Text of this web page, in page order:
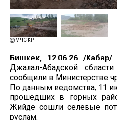
МЧС КР
Бишкек, 12.06.26 /Кабар/.
Джалал-Абадской
сообщили в Министерстве
По данным ведомства, 11
прошедших в горных
Жийде сошли селевые
руслам.